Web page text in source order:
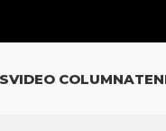
VIDEO COLUMNA